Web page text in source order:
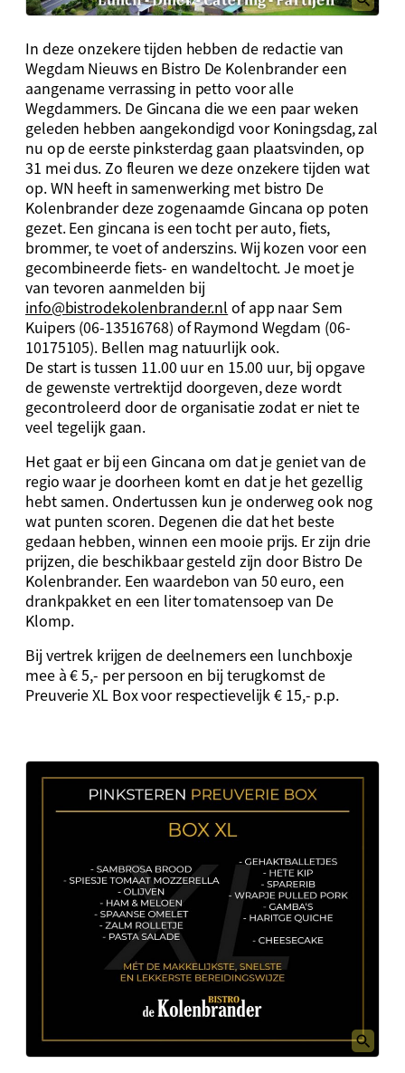
In deze onzekere tijden hebben de redactie van
Wegdam Nieuws en Bistro De Kolenbrander een
aangename verrassing in petto voor alle
Wegdammers. De Gincana die we een paar weken
geleden hebben aangekondigd voor Koningsdag, zal
nu op de eerste pinksterdag gaan plaatsvinden, op
31 mei dus. Zo fleuren we deze onzekere tijden wat
op. WN heeft in samenwerking met bistro De
Kolenbrander deze zogenaamde Gincana op poten
gezet. Een gincana is een tocht per auto, fiets,
brommer, te voet of anderszins. Wij kozen voor een
gecombineerde fiets- en wandeltocht. Je moet je
van tevoren aanmelden bij
info@bistrodekolenbrander.nl of app naar Sem
Kuipers (06-13516768) of Raymond Wegdam (06-
10175105). Bellen mag natuurlijk ook.
De start is tussen 11.00 uur en 15.00 uur, bij opgave
de gewenste vertrektijd doorgeven, deze wordt
gecontroleerd door de organisatie zodat er niet te
veel tegelijk gaan.
Het gaat er bij een Gincana om dat je geniet van de
regio waar je doorheen komt en dat je het gezellig
hebt samen. Ondertussen kun je onderweg ook nog
wat punten scoren. Degenen die dat het beste
gedaan hebben, winnen een mooie prijs. Er zijn drie
prijzen, die beschikbaar gesteld zijn door Bistro De
Kolenbrander. Een waardebon van 50 euro, een
drankpakket en een liter tomatensoep van De
Klomp.
Bij vertrek krijgen de deelnemers een lunchboxje
mee à € 5,- per persoon en bij terugkomst de
Preuverie XL Box voor respectievelijk € 15,- p.p.